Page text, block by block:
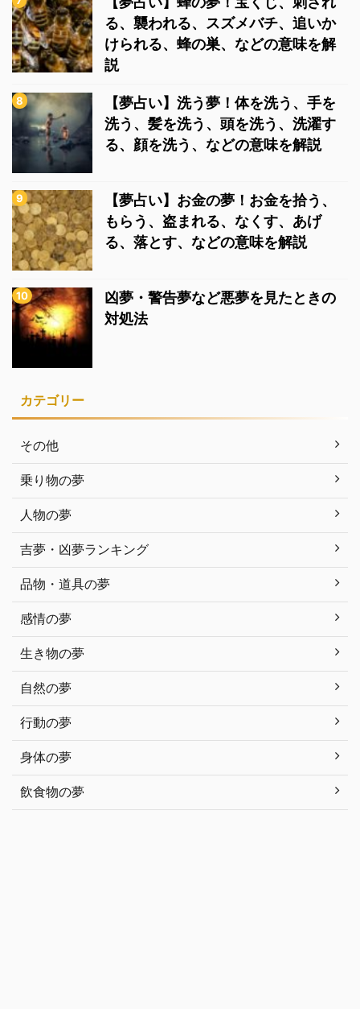
る、襲われる、スズメバチ、追いか
けられる、蜂の巣、などの意味を解
説
【夢占い】洗う夢！体を洗う、手を
洗う、髪を洗う、頭を洗う、洗濯す
る、顔を洗う、などの意味を解説
【夢占い】お金の夢！お金を拾う、
もらう、盗まれる、なくす、あげ
る、落とす、などの意味を解説
凶夢・警告夢など悪夢を見たときの
対処法
カテゴリー
その他
乗り物の夢
人物の夢
吉夢・凶夢ランキング
品物・道具の夢
感情の夢
生き物の夢
自然の夢
行動の夢
身体の夢
飲食物の夢